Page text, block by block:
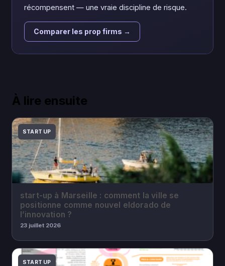
récompensent — une vraie discipline de risque.
Comparer les prop firms →
À lire ensuite
START UP
start-up à Marseille : comment la ville se
positionne comme nouvel eldorado de
l’innovation ?
23 juillet 2026
START UP